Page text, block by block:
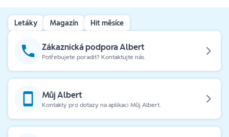
Letáky Magazín Hit měsíce
Zákaznická podpora Albert
Potřebujete poradit? Kontaktujte nás.
Můj Albert
Kontakty pro dotazy na aplikaci Můj Albert.